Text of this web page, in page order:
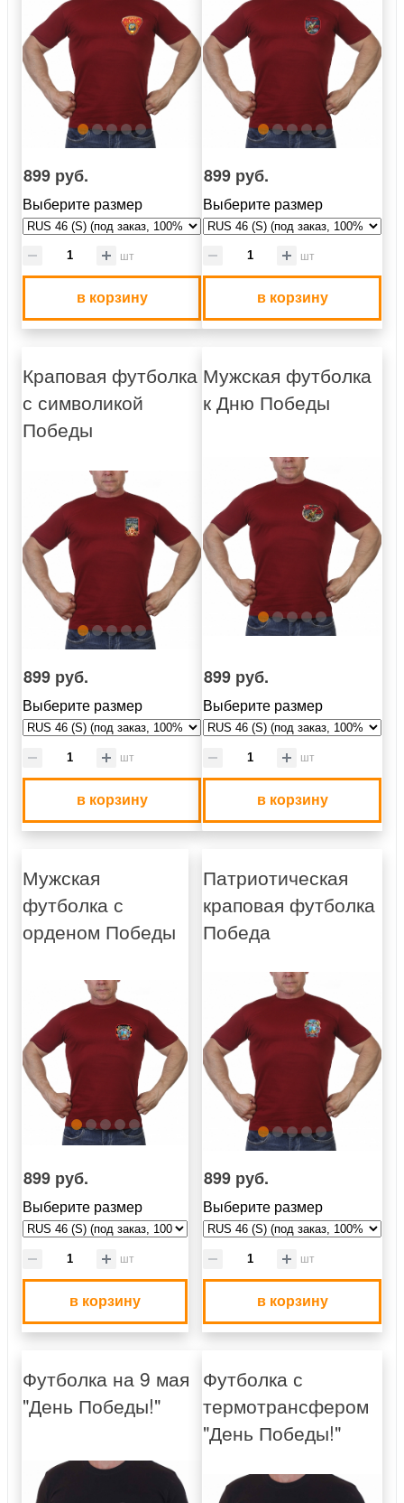
899 руб.
Выберите размер
шт
в корзину
899 руб.
Выберите размер
шт
в корзину
Краповая футболка
с символикой
Победы
899 руб.
Выберите размер
шт
в корзину
Мужская футболка
к Дню Победы
899 руб.
Выберите размер
шт
в корзину
Мужская
футболка с
орденом Победы
899 руб.
Выберите размер
шт
в корзину
Патриотическая
краповая футболка
Победа
899 руб.
Выберите размер
шт
в корзину
Футболка на 9 мая
"День Победы!"
Футболка с
термотрансфером
"День Победы!"